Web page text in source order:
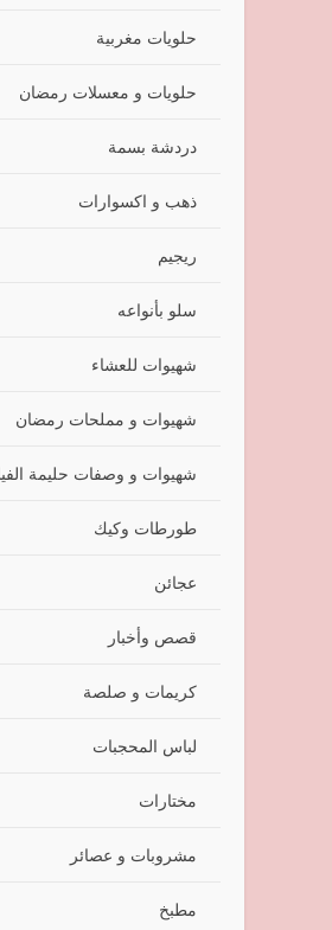
حلويات مغربية
حلويات و معسلات رمضان
دردشة بسمة
ذهب و اكسوارات
ريجيم
سلو بأنواعه
شهيوات للعشاء
شهيوات و مملحات رمضان
شهيوات و وصفات حليمة
طورطات وكيك
عجائن
قصص وأخبار
كريمات و صلصة
لباس المحجبات
مختارات
مشروبات و عصائر
مطبخ